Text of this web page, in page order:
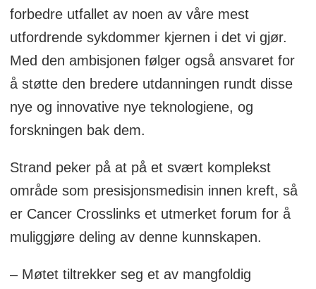
forbedre utfallet av noen av våre mest
utfordrende sykdommer kjernen i det vi gjør.
Med den ambisjonen følger også ansvaret for
å støtte den bredere utdanningen rundt disse
nye og innovative nye teknologiene, og
forskningen bak dem.
Strand peker på at på et svært komplekst
område som presisjonsmedisin innen kreft, så
er Cancer Crosslinks et utmerket forum for å
muliggjøre deling av denne kunnskapen.
– Møtet tiltrekker seg et av mangfoldig